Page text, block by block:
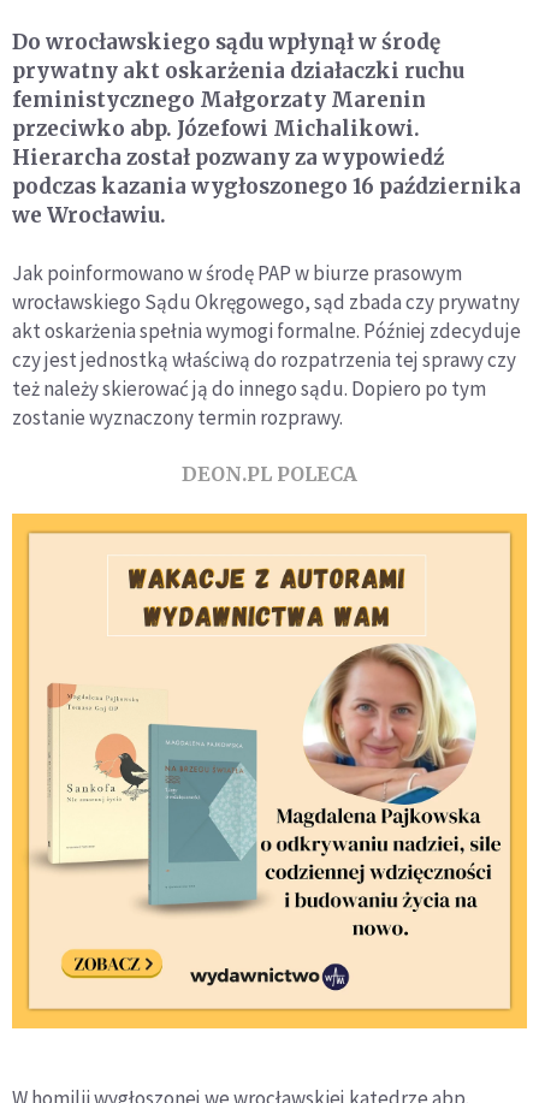
Do wrocławskiego sądu wpłynął w środę
prywatny akt oskarżenia działaczki ruchu
feministycznego Małgorzaty Marenin
przeciwko abp. Józefowi Michalikowi.
Hierarcha został pozwany za wypowiedź
podczas kazania wygłoszonego 16 października
we Wrocławiu.
Jak poinformowano w środę PAP w biurze prasowym
wrocławskiego Sądu Okręgowego, sąd zbada czy prywatny
akt oskarżenia spełnia wymogi formalne. Później zdecyduje
czy jest jednostką właściwą do rozpatrzenia tej sprawy czy
też należy skierować ją do innego sądu. Dopiero po tym
zostanie wyznaczony termin rozprawy.
DEON.PL POLECA
W homilii wygłoszonej we wrocławskiej katedrze abp.